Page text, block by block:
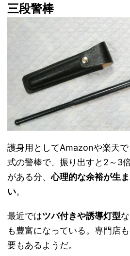
三段警棒
護身用としてAmazonや楽天
式の警棒で、振り出すと2～3
がある分、心理的な余裕が生
い。
最近ではツバ付きや誘導灯型
も豊富になっている。専門店
要もあるようだ。